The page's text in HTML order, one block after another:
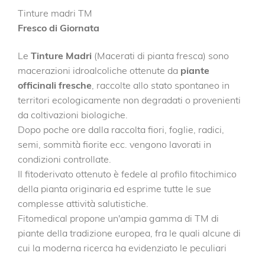
Tinture madri TM
Fresco di Giornata
Le Tinture Madri (Macerati di pianta fresca) sono
macerazioni idroalcoliche ottenute da piante
officinali fresche, raccolte allo stato spontaneo in
territori ecologicamente non degradati o provenienti
da coltivazioni biologiche.
Dopo poche ore dalla raccolta fiori, foglie, radici,
semi, sommità fiorite ecc. vengono lavorati in
condizioni controllate.
Il fitoderivato ottenuto è fedele al profilo fitochimico
della pianta originaria ed esprime tutte le sue
complesse attività salutistiche.
Fitomedical propone un'ampia gamma di TM di
piante della tradizione europea, fra le quali alcune di
cui la moderna ricerca ha evidenziato le peculiari